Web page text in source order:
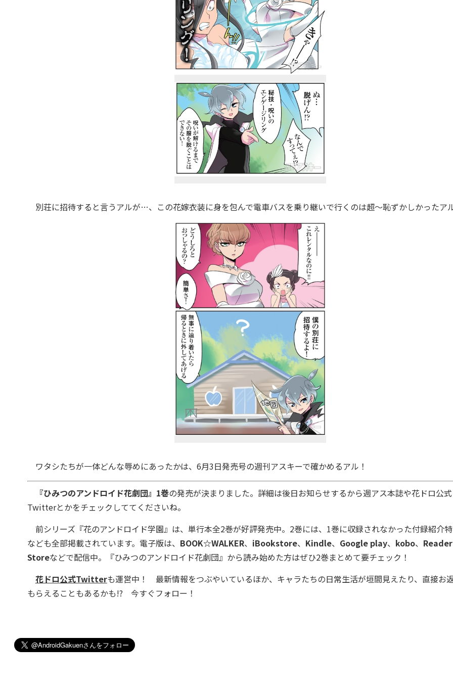
別荘に招待すると言うアルが…、この花嫁衣装に身を包んで電車バスを乗り継いで行くのは超〜恥ずかしかったア
ワタシたちが一体どんな辱めにあったかは、6月3日発売号の週刊アスキーで確かめるアル！
『ひみつのアンドロイド花劇団』1巻の発売が決まりました。詳細は後日お知らせするから週アス本誌や花ドロ公式
Twitterとかをチェックしててくださいね。
前シリーズ 『花のアンドロイド学園』は、単行本全2巻が好評発売中。2巻には、 1巻に収録されなかった付録紹介
なども全部掲載されています。電子版は、 BOOK☆WALKER、 iBookstore、 Kindle、 Google play、 kobo、 Reader
Storeなどで配信中。
『ひみつのアンドロイド花劇団』から読み始めた方はぜひ2巻まとめて要チェック！
花ドロ公式Twitterも運営中！ 最新情報をつぶやいているほか、キャラたちの日常生活が垣間見えたり、直接お
もらえることもあるかも!? 今すぐフォロー！